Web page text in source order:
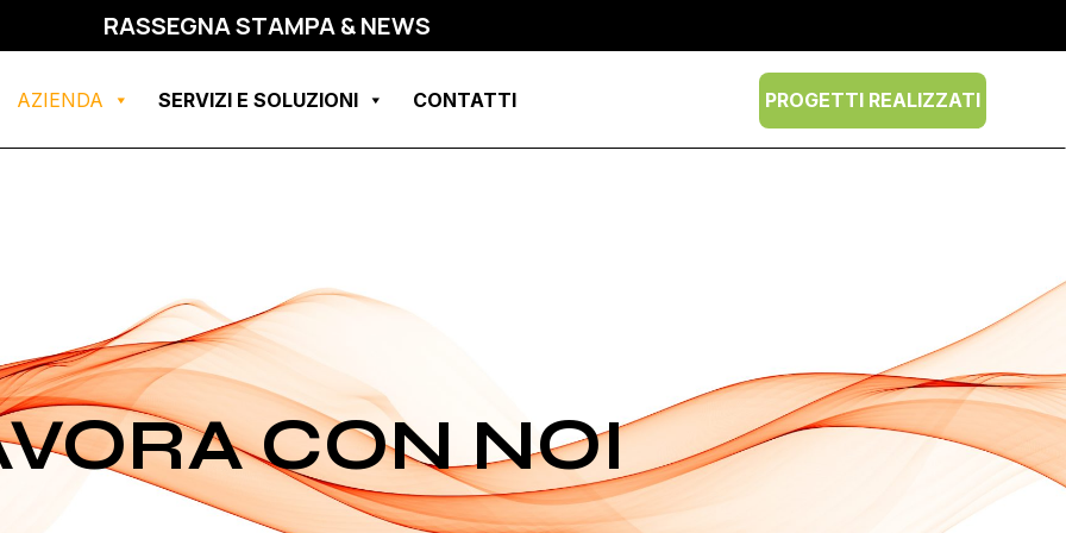
RASSEGNA STAMPA & NEWS
AZIENDA SERVIZI E SOLUZIONI CONTATTI PROGETTI REALIZZATI
CON NOI